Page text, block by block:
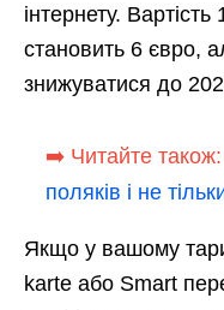
інтернету.
становить 6 євро,
знижуватися до
➡️ Читайте також:
поляків і не
Якщо у вашому
karte або Smart